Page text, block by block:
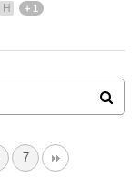
H + 1
7